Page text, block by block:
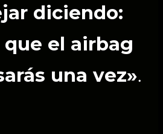
diciendo:
que el airbag
una vez».